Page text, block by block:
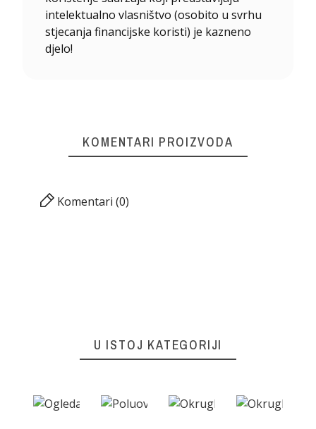
intelektualno vlasništvo (osobito u svrhu
stjecanja financijske koristi) je kazneno
djelo!
KOMENTARI PROIZVODA
Komentari (0)
U ISTOJ KATEGORIJI